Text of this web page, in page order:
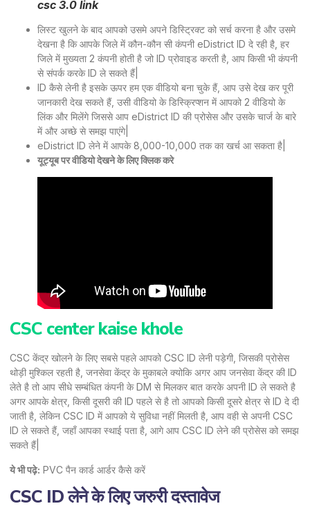
csc 3.0 link
लिस्ट खुलने के बाद आपको उसमे अपने डिस्ट्रिक्ट को सर्च करना है और उसमे
देखना है कि आपके जिले में कौन-कौन सी कंपनी eDistrict ID दे रही है, हर
जिले में मुख्यता 2 कंपनी होती है जो ID प्रोवाइड करती है, आप किसी भी कंपनी
से संपर्क करके ID ले सकते हैं|
ID कैसे लेनी है इसके ऊपर हम एक वीडियो बना चुके हैं, आप उसे देख कर पूरी
जानकारी देख सकते हैं, उसी वीडियो के डिस्क्रिप्शन में आपको 2 वीडियो के
लिंक और मिलेंगे जिससे आप eDistrict ID की प्रोसेस और उसके चार्ज के बारे
में और अच्छे से समझ पाएंगे|
eDistrict ID लेने में आपके 8,000-10,000 तक का खर्च आ सकता है|
यूट्यूब पर वीडियो देखने के लिएक्लिक करे
CSC center kaise khole
CSC केंद्र खोलने के लिए सबसे पहले आपको CSC ID लेनी पड़ेगी, जिसकी प्रोसेस
थोड़ी मुश्किल रहती है, जनसेवा केंद्र के मुकाबले क्योकि अगर आप जनसेवा केंद्र की ID
लेते है तो आप सीधे सम्बंधित कंपनी के DM से मिलकर बात करके अपनी ID ले सकते है
अगर आपके क्षेत्र, किसी दूसरी की ID पहले से है तो आपको किसी दूसरे क्षेत्र से ID दे दी
जाती है, लेकिन CSC ID में आपको ये सुविधा नहीं मिलती है, आप वही से अपनी CSC
ID ले सकते हैं, जहाँ आपका स्थाई पता है, आगे आप CSC ID लेने की प्रोसेस को समझ
सकते हैं|
ये भी पढ़े: PVC पैन कार्ड आर्डर कैसे करें
CSC ID लेने के लिए जरुरी दस्तावेज